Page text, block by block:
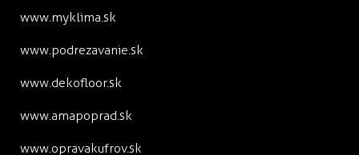
www.myklima.sk
www.podrezavanie.sk
www.dekofloor.sk
www.amapoprad.sk
www.opravakufrov.sk